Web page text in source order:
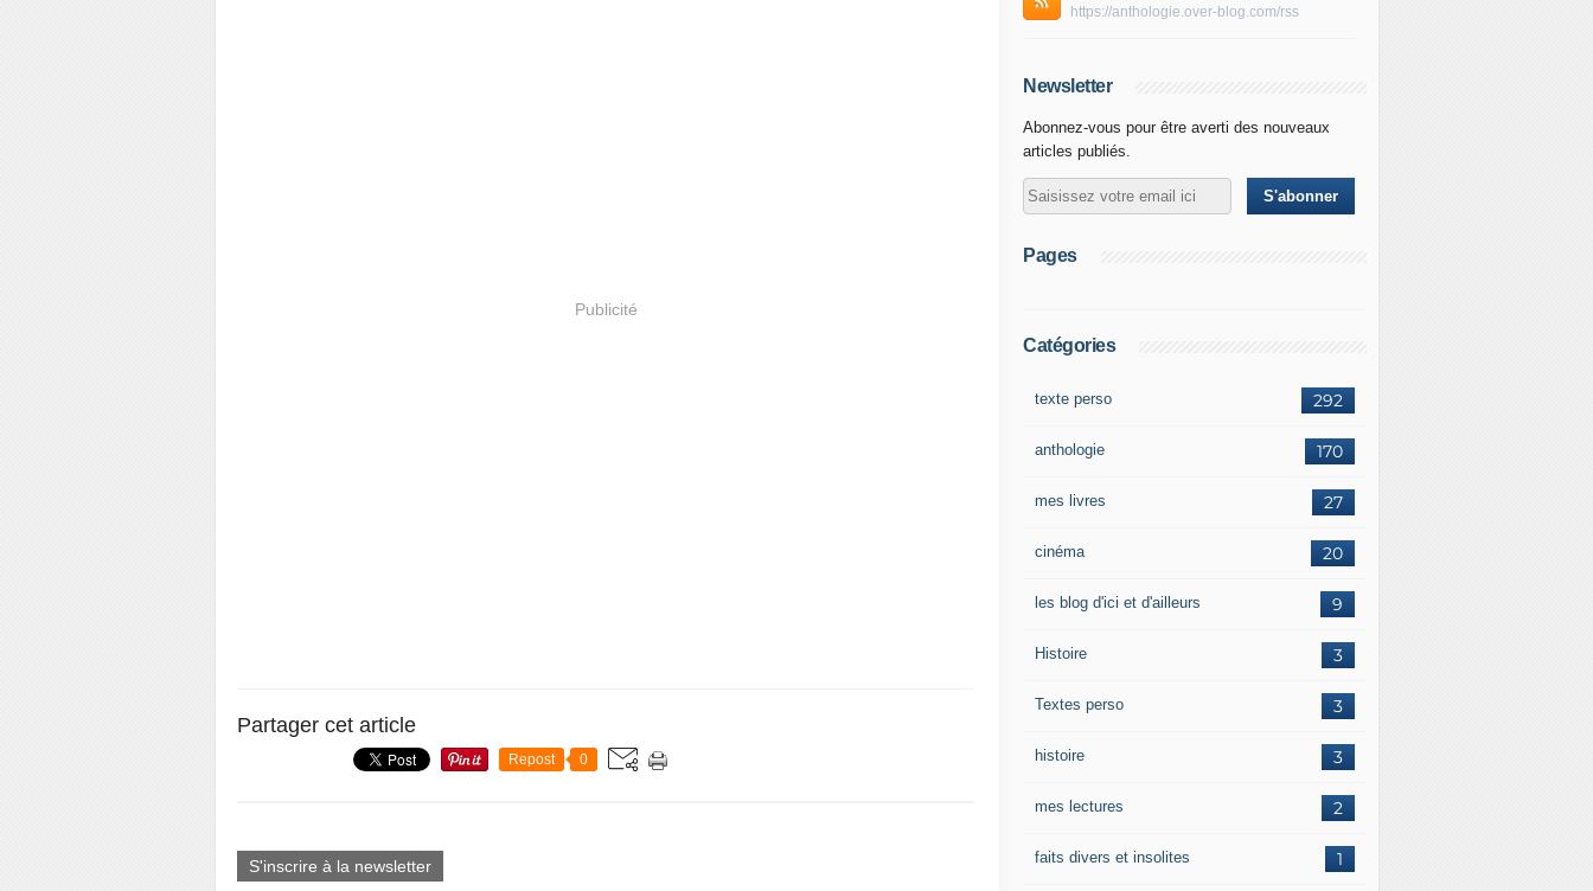
Publicité
Partager cet article
Repost 0
S'inscrire à la newsletter
https://anthologie.over-blog.com/rss
Newsletter
Abonnez-vous pour être averti des nouveaux
articles publiés.
Pages
Catégories
292
texte perso
170
anthologie
27
mes livres
20
cinéma
9
les blog d'ici et d'ailleurs
3
Histoire
3
Textes perso
3
histoire
2
mes lectures
1
faits divers et insolites